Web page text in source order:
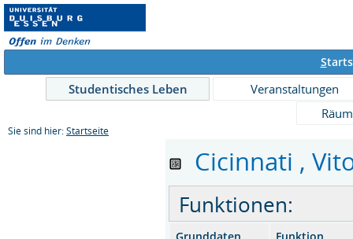
S
Studentisches Leben
Veranstaltungen
Sie sind hier: Startseite
Cicinnati ,
Funktionen:
Grunddaten Funktion